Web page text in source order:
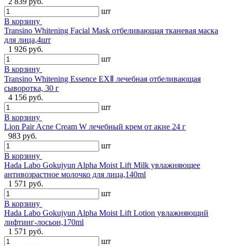
шт
В корзину
Transino Whitening Facial Mask отбеливающая тканевая маска
для лица,4шт
1 926 руб.
шт
В корзину
Transino Whitening Essence EXⅡ лечебная отбеливающая
сыворотка, 30 г
4 156 руб.
шт
В корзину
Lion Pair Acne Cream W лечебный крем от акне 24 г
983 руб.
шт
В корзину
Hada Labo Gokujyun Alpha Moist Lift Milk увлажняющее
антивозрастное молочко для лица,140ml
1 571 руб.
шт
В корзину
Hada Labo Gokujyun Alpha Moist Lift Lotion увлажняющий
лифтинг-лосьон,170ml
1 571 руб.
шт